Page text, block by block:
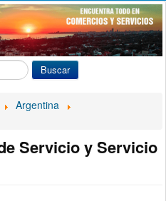
Buscar
Argentina
Servicio y Servicio